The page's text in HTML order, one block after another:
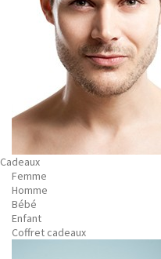
Cadeaux
Femme
Homme
Bébé
Enfant
Coffret cadeaux